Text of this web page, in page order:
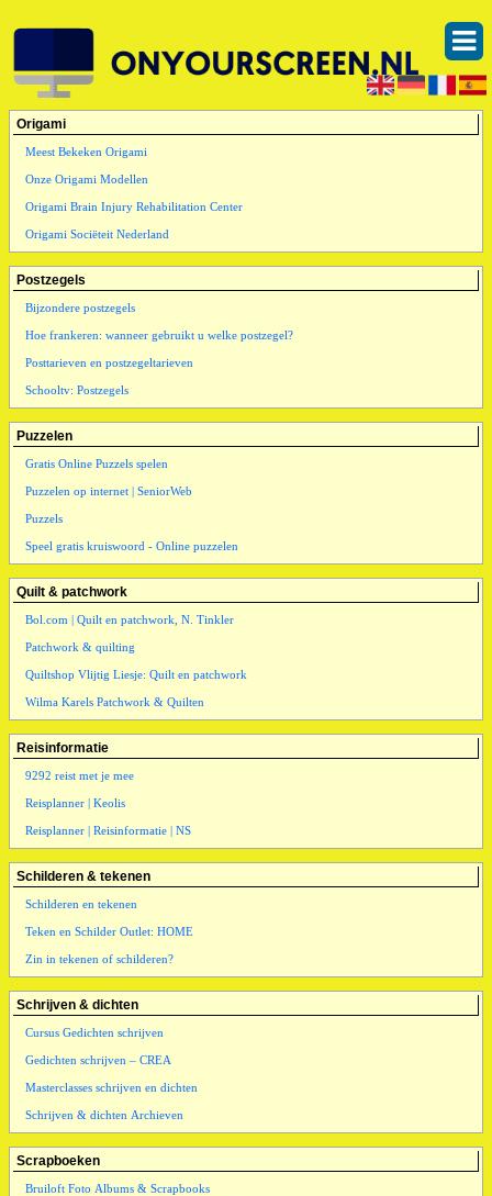
Origami
Meest Bekeken Origami
Onze Origami Modellen
Origami Brain Injury Rehabilitation Center
Origami Sociëteit Nederland
Postzegels
Bijzondere postzegels
Hoe frankeren: wanneer gebruikt u welke postzegel?
Posttarieven en postzegeltarieven
Schooltv: Postzegels
Puzzelen
Gratis Online Puzzels spelen
Puzzelen op internet | SeniorWeb
Puzzels
Speel gratis kruiswoord - Online puzzelen
Quilt & patchwork
Bol.com | Quilt en patchwork, N. Tinkler
Patchwork & quilting
Quiltshop Vlijtig Liesje: Quilt en patchwork
Wilma Karels Patchwork & Quilten
Reisinformatie
9292 reist met je mee
Reisplanner | Keolis
Reisplanner | Reisinformatie | NS
Schilderen & tekenen
Schilderen en tekenen
Teken en Schilder Outlet: HOME
Zin in tekenen of schilderen?
Schrijven & dichten
Cursus Gedichten schrijven
Gedichten schrijven – CREA
Masterclasses schrijven en dichten
Schrijven & dichten Archieven
Scrapboeken
Bruiloft Foto Albums & Scrapbooks